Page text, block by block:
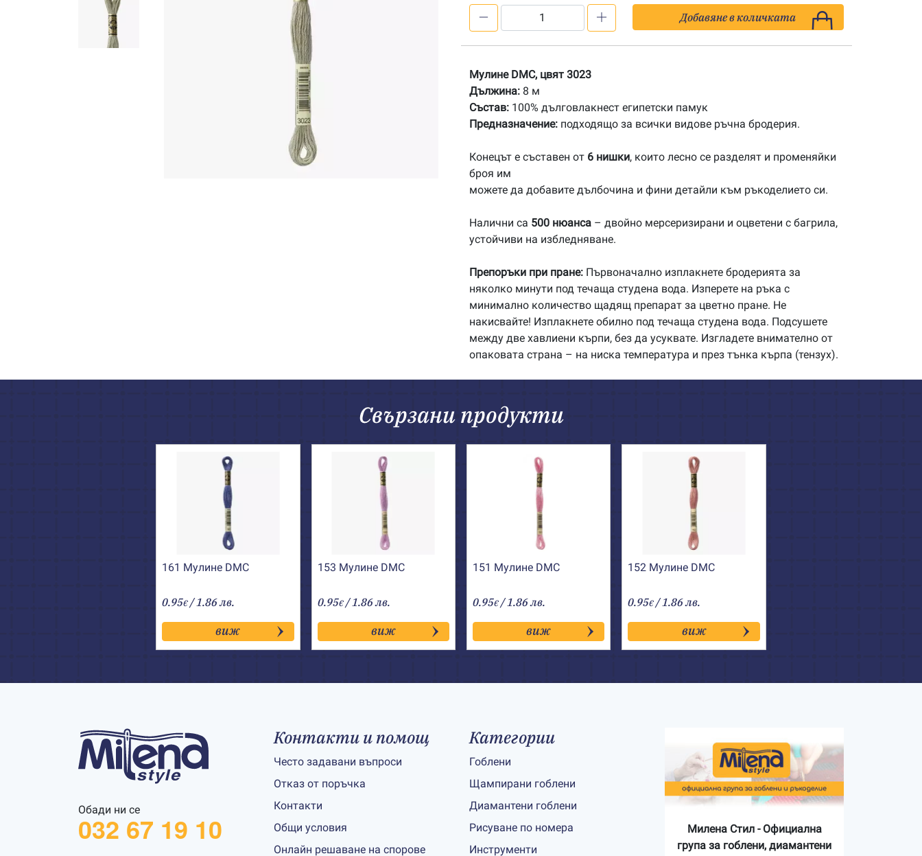
Мулине
DMC
Добавяне в количката
Мулине DMC, цвят 3023
Дължина: 8 м
Състав: 100% дълговлакнест египетски памук
Предназначение: подходящо за всички видове ръчна бродерия.
Конецът е съставен от 6 нишки, които лесно се разделят и променяйки
броя им
можете да добавите дълбочина и фини детайли към ръкоделието си.
Налични са 500 нюанса – двойно мерсеризирани и оцветени с багрила,
устойчиви на избледняване.
Препоръки при пране: Първоначално изплакнете бродерията за
няколко минути под течаща студена вода. Изперете на ръка с
минимално количество щадящ препарат за цветно пране. Не
накисвайте! Изплакнете обилно под течаща студена вода. Подсушете
между две хавлиени кърпи, без да усуквате. Изгладете внимателно от
опаковата страна – на ниска температура и през тънка кърпа (тензух).
Свързани продукти
161 Мулине DMC
0.95€ / 1.86 лв.
виж
153 Мулине DMC
0.95€/ 1.86 лв.
виж
151 Мулине DMC
0.95€ / 1.86 лв.
виж
152 Мулине DMC
0.95€ / 1.86 лв.
виж
Обади ни се
032 67 19 10
Контакти и помощ
Често задавани въпроси
Отказ от поръчка
Контакти
Общи условия
Онлайн решаване на спорове
Категории
Гоблени
Щампирани гоблени
Диамантени гоблени
Рисуване по номера
Инструменти
Милена Стил - Официална
група за гоблени, диамантени